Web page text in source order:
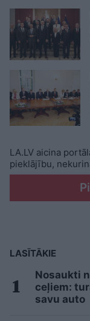
LA.LV aicina
pieklājību,
LASĪTĀKIE
Nosaukti
ceļiem:
savu auto